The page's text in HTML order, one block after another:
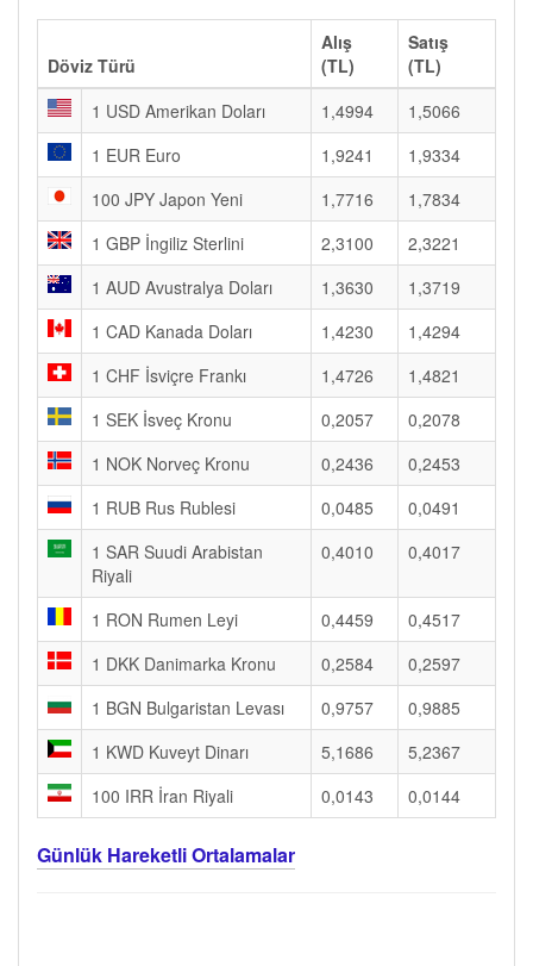
Döviz Türü
Alış
(TL)
Satış
(TL)
1 USD Amerikan Doları
1,4994
1,5066
1 EUR Euro
1,9241
1,9334
100 JPY Japon Yeni
1,7716
1,7834
1 GBP İngiliz Sterlini
2,3100
2,3221
1 AUD Avustralya Doları
1,3630
1,3719
1 CAD Kanada Doları
1,4230
1,4294
1 CHF İsviçre Frankı
1,4726
1,4821
1 SEK İsveç Kronu
0,2057
0,2078
1 NOK Norveç Kronu
0,2436
0,2453
1 RUB Rus Rublesi
0,0485
0,0491
1 SAR Suudi Arabistan
Riyali
0,4010 0,4017
1 RON Rumen Leyi 0,4459
0,4517
1 DKK Danimarka Kronu
0,2584
0,2597
1 BGN Bulgaristan Levası
0,9757
0,9885
1 KWD Kuveyt Dinarı
5,1686
5,2367
100 IRR İran Riyali
0,0143 0,0144
Günlük Hareketli Ortalamalar